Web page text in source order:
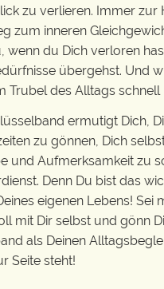
zu verlieren. Immer zur
zum inneren
wenn du Dich verloren
übergehst. Und
Trubel des Alltags schnell
ermutigt Dich,
zu gönnen, Dich
und Aufmerksamkeit zu
Denn Du bist das
eigenen Lebens! Sei
mit Dir selbst und gönn
als Deinen
Seite steht!